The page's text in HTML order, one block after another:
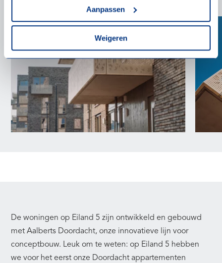
Aanpassen
Weigeren
De woningen op Eiland 5 zijn ontwikkeld en gebouwd
met Aalberts Doordacht, onze innovatieve lijn voor
conceptbouw. Leuk om te weten: op Eiland 5 hebben
we voor het eerst onze Doordacht appartementen